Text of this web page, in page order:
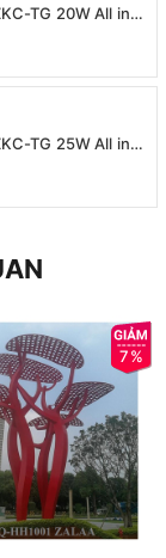
TG 20W All in
TG 25W All in
7%